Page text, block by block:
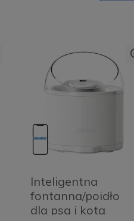
Inteligentna
fontanna/poidło
dla psa i kota